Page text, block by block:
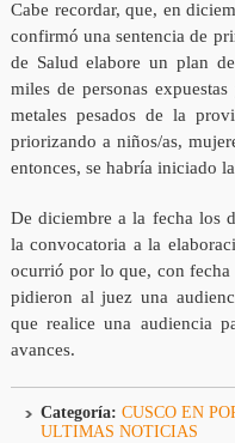
Cabe recordar, que, en
confirmó una sentencia de
de Salud elabore un plan
miles de personas
metales pesados de la
priorizando a niños/as,
entonces, se habría iniciado
De diciembre a la fecha los
la convocatoria a la
ocurrió por lo que, con
pidieron al juez una
que realice una audiencia
avances.
Categoría: CUSCO EN
ULTIMAS NOTICIAS